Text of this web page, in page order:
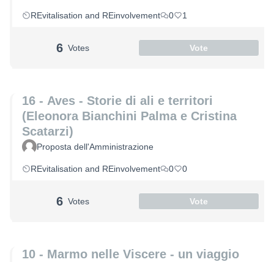
REvitalisation and REinvolvement 0 1
6 Votes Vote
16 - Aves - Storie di ali e territori
(Eleonora Bianchini Palma e Cristina
Scatarzi)
Proposta dell'Amministrazione
REvitalisation and REinvolvement 0 0
6 Votes Vote
10 - Marmo nelle Viscere - un viaggio